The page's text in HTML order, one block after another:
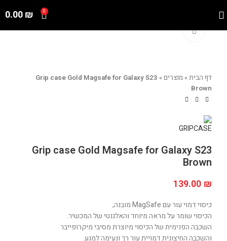
0
0.00₪
Click to enlarge
דף הבית» מוצרים»
Grip case Gold Magsafe for Galaxy S23
Brown
Grip case Gold Magsafe for Galaxy S23
Brown
139.00 ₪
כיסוי דמוי עור עם MagSafe מובנה,
הכיסוי שומר על מראה מיוחד והאלגנטי של המכשיר.
השכבה הפנימית של הכיסוי מיוצרת מסיבי מיקרופייבר
והשכבה החיצונית דמויית עור רך ונעימה למגע.